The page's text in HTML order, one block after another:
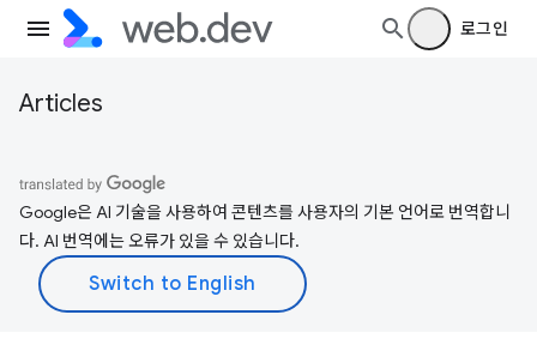
로그인
Articles
Google은 AI 기술을 사용하여 콘텐츠를 사용자의 기본 언어로 번역합니
다. AI 번역에는 오류가 있을 수 있습니다.